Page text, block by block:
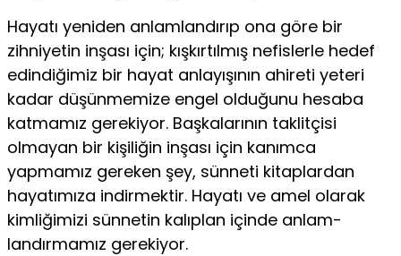
Hayatı yeniden anlamlandırıp ona göre bir
zihniyetin inşası için; kışkırtılmış nefislerle hedef
edindiğimiz bir hayat anlayışının ahireti yeteri
kadar düşünmemize engel olduğunu hesaba
katmamız gere­kiyor. Başkalarının taklitçisi
olmayan bir kişiliğin inşası için kanımca
yapmamız gereken şey, sünneti kitaplardan
hayatımıza indirmektir. Hayatı ve amel olarak
kimliğimizi sünnetin kalıplan içinde anlam­
landırmamız gerekiyor.